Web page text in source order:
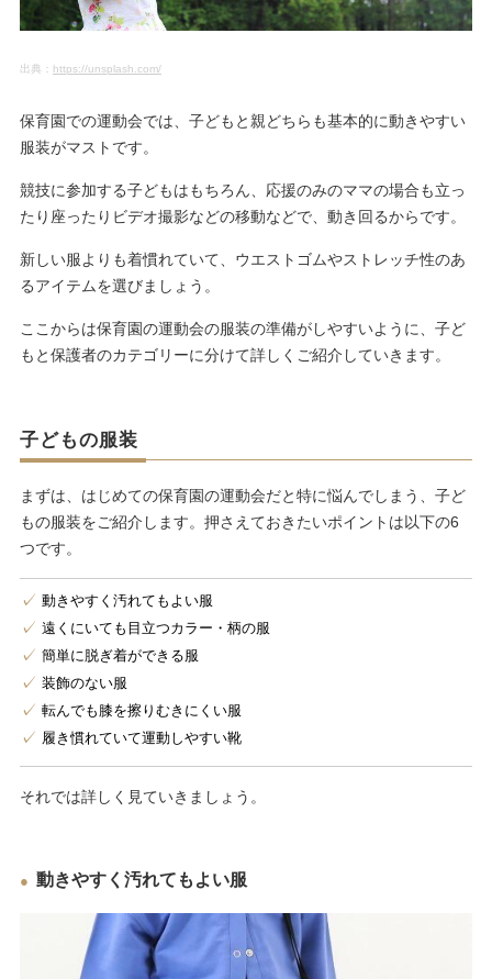
出典： https://unsplash.com/
保育園での運動会では、子どもと親どちらも基本的に動きやすい
服装がマストです。
競技に参加する子どもはもちろん、応援のみのママの場合も立っ
たり座ったりビデオ撮影などの移動などで、動き回るからです。
新しい服よりも着慣れていて、ウエストゴムやストレッチ性のあ
るアイテムを選びましょう。
ここからは保育園の運動会の服装の準備がしやすいように、子ど
もと保護者のカテゴリーに分けて詳しくご紹介していきます。
子どもの服装
まずは、はじめての保育園の運動会だと特に悩んでしまう、子ど
もの服装をご紹介します。押さえておきたいポイントは以下の6
つです。
動きやすく汚れてもよい服
遠くにいても目立つカラー・柄の服
簡単に脱ぎ着ができる服
装飾のない服
転んでも膝を擦りむきにくい服
履き慣れていて運動しやすい靴
それでは詳しく見ていきましょう。
動きやすく汚れてもよい服